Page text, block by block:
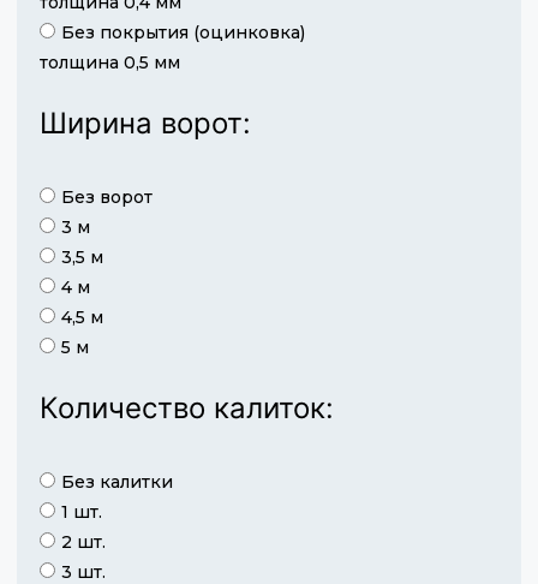
Без покрытия (оцинковка)
толщина 0,5 мм
Ширина ворот:
Без ворот
3 м
3,5 м
4 м
4,5 м
5 м
Количество калиток:
Без калитки
1 шт.
2 шт.
3 шт.